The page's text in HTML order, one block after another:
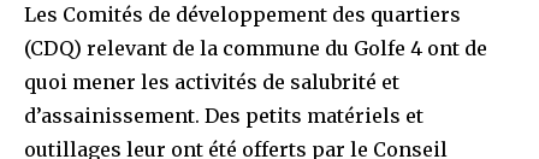
Les Comités de développement des quartiers
(CDQ) relevant de la commune du Golfe 4 ont de
quoi mener les activités de salubrité et
d’assainissement. Des petits matériels et
outillages leur ont été offerts par le Conseil